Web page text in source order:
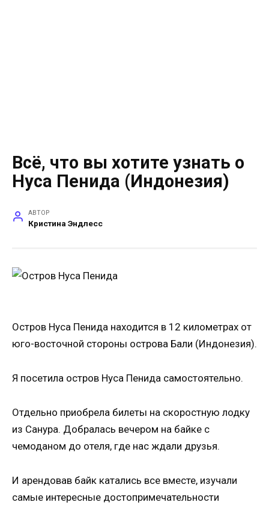
Всё, что вы хотите узнать о
Нуса Пенида (Индонезия)
АВТОР
Кристина Эндлесс
Остров Нуса Пенида находится в 12 километрах от
юго-восточной стороны острова Бали (Индонезия).
Я посетила остров Нуса Пенида самостоятельно.
Отдельно приобрела билеты на скоростную лодку
из Санура. Добралась вечером на байке с
чемоданом до отеля, где нас ждали друзья.
И арендовав байк катались все вместе, изучали
самые интересные достопримечательности